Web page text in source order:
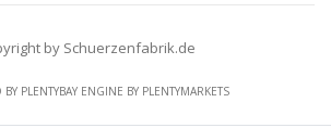
by Schuerzenfabrik.de
BY PLENTYBAYENGINE BY PLENTYMARKETS